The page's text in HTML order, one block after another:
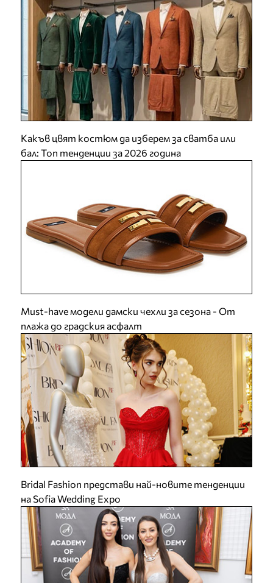
Какъв цвят костюм да изберем за сватба или
бал: Топ тенденции за 2026 година
Must-have модели дамски чехли за сезона - От
плажа до градския асфалт
Bridal Fashion представи най-новите тенденции
на Sofia Wedding Expo